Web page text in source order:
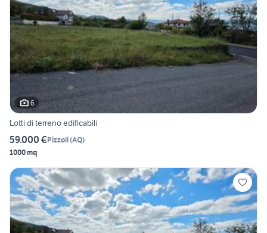
6
Lotti di terreno edificabili
59.000 €Pizzoli(AQ)
1000 mq